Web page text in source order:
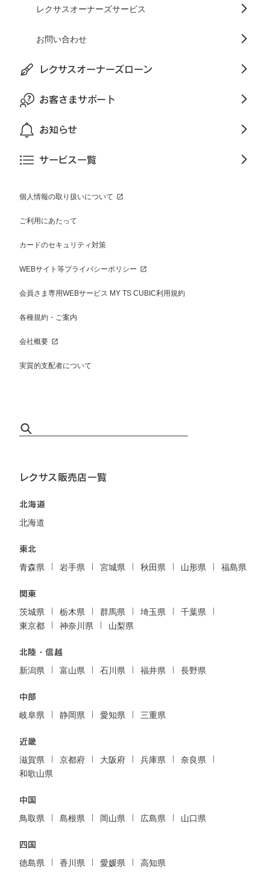
レクサスオーナーズサービス
お問い合わせ
レクサスオーナーズローン
お客さまサポート
お知らせ
サービス一覧
個人情報の取り扱いについて
ご利用にあたって
カードのセキュリティ対策
WEBサイト等プライバシーポリシー
会員さま専用WEBサービス MY TS CUBIC利用規約
各種規約・ご案内
会社概要
実質的支配者について
レクサス販売店一覧
北海道
北海道
東北
青森県 岩手県 宮城県 秋田県 山形県 福島県
関東
茨城県 栃木県 群馬県 埼玉県
千葉県
東京都
神奈川県 山梨県
北陸・信越
新潟県 富山県 石川県 福井県 長野県
中部
岐阜県 静岡県 愛知県 三重県
近畿
滋賀県 京都府 大阪府 兵庫県
奈良県
和歌山県
中国
鳥取県 島根県 岡山県 広島県 山口県
四国
徳島県 香川県 愛媛県 高知県